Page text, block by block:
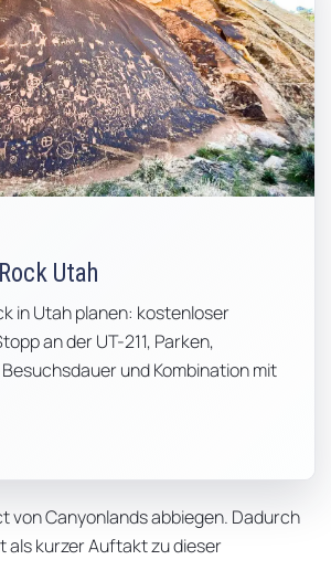
Utah
in Utah planen: kostenloser
an der UT-211, Parken,
und Kombination mit
von Canyonlands abbiegen. Dadurch
als kurzer Auftakt zu dieser